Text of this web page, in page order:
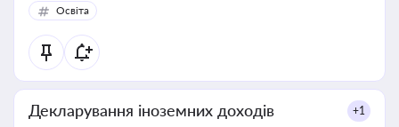
Освіта
Декларування іноземних доходів +1